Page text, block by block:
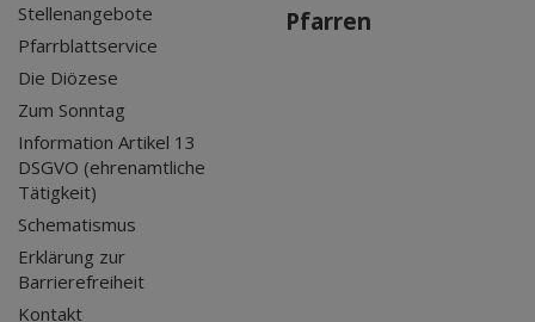
Stellenangebote
Pfarrblattservice
Die Diözese
Zum Sonntag
Information Artikel 13
DSGVO (ehrenamtliche
Tätigkeit)
Schematismus
Erklärung zur
Barrierefreiheit
Kontakt
Pfarren